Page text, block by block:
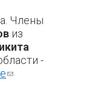
Члены
из
-
(ссылка